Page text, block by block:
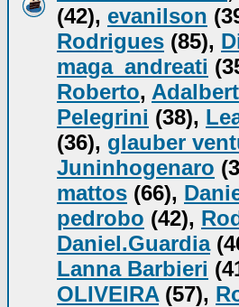
(42), evanilson
Rodrigues (85),
maga_andreati
Roberto,
Pelegrini (38),
(36), glauber
Juninhogenaro
mattos (66),
pedrobo (42),
Daniel.Guardia
Lanna Barbieri
OLIVEIRA(57),